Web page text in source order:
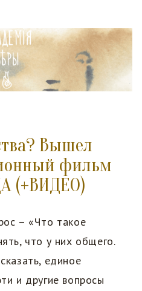
Вышел
фильм
(+ВИДЕО)
– «Что такое
что у них общего.
единое
и другие вопросы